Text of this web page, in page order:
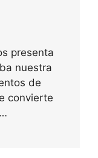
presenta
nuestra
de
convierte